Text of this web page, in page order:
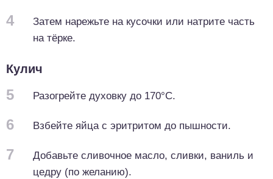
4
Затем нарежьте на кусочки или натрите часть
на тёрке.
Кулич
5 Разогрейте духовку до 170°C.
6 Взбейте яйца с эритритом до пышности.
7
Добавьте сливочное масло, сливки, ваниль и
цедру (по желанию).